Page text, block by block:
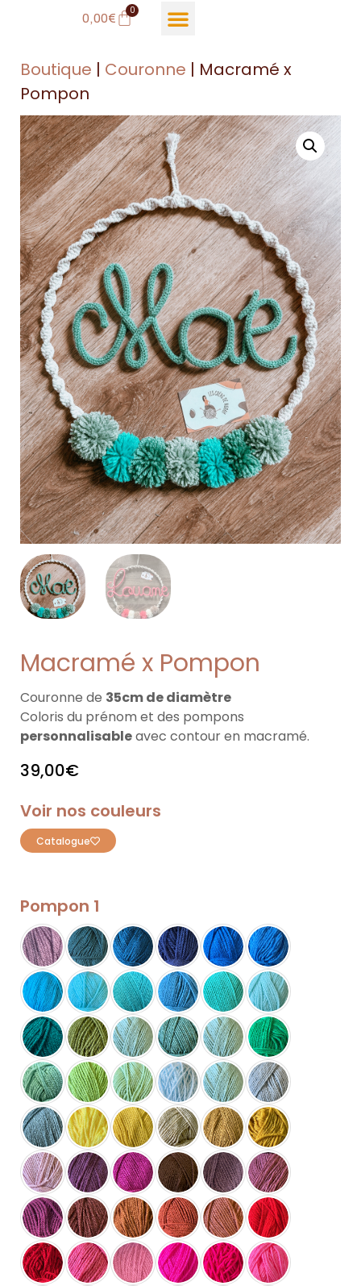
0,00€
0
Boutique | Couronne | Macramé x
Pompon
Macramé x Pompon
Couronne de 35cm de diamètre
Coloris du prénom et des pompons
personnalisableavec contour en macramé.
39,00€
Voir nos couleurs
Catalogue
Pompon 1